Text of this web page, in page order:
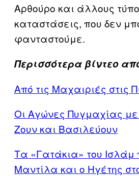
Αρθούρο και άλλους
καταστάσεις, που δεν
φανταστούμε.
Περισσότερα βίντεο
Από τις Μαχαιριές στις
Οι Αγώνες Πυγμαχίας
Ζουν και Βασιλεύουν
Τα «Γατάκια» του Ισλάμ
Μαντίλα και ο Ηγέτης